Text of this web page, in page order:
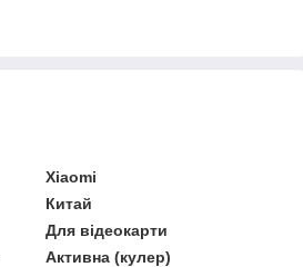
Xiaomi
Китай
Для відеокарти
Активна (кулер)